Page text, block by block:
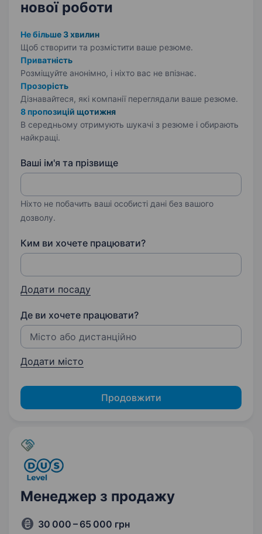
нової роботи
Не більше 3 хвилин
Щоб створити та розмістити ваше резюме.
Приватність
Розміщуйте анонімно, і ніхто вас не впізнає.
Прозорість
Дізнавайтеся, які компанії переглядали ваше резюме.
8 пропозицій щотижня
В середньому отримують шукачі з резюме і обирають
найкращі.
Ваші ім'я та прізвище
Ніхто не побачить ваші особисті дані без вашого
дозволу.
Ким ви хочете працювати?
Додати посаду
Де ви хочете працювати?
Додати місто
Продовжити
Менеджер з продажу
30 000 – 65 000 грн